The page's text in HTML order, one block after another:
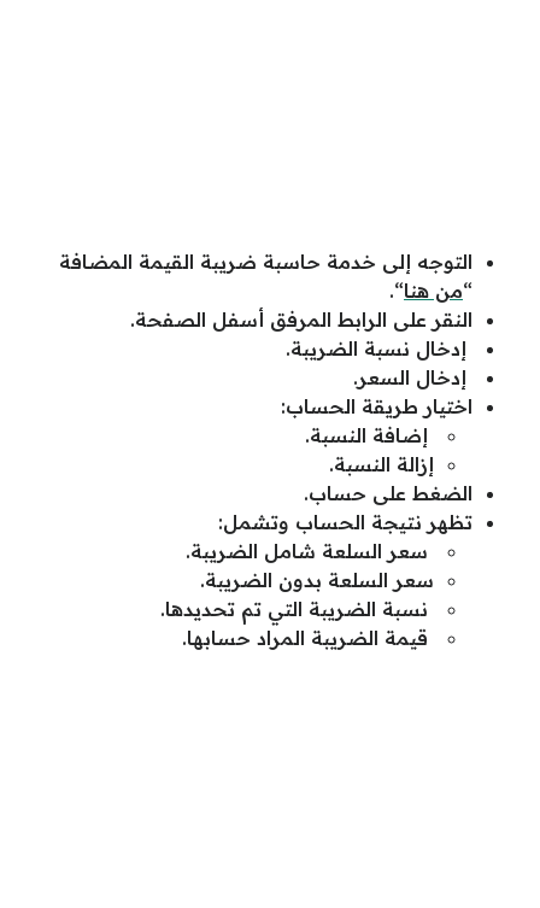
التوجه إلى خدمة حاسبة ضريبة القيمة المضافة
“من هنا“.
النقر على الرابط المرفق أسفل الصفحة.
إدخال نسبة الضريبة.
إدخال السعر.
اختيار طريقة الحساب:
إضافة النسبة.
إزالة النسبة.
الضغط على حساب.
تظهر نتيجة الحساب وتشمل:
سعر السلعة شامل الضريبة.
سعر السلعة بدون الضريبة.
نسبة الضريبة التي تم تحديدها.
قيمة الضريبة المراد حسابها.